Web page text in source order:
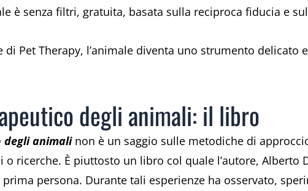
è senza filtri, gratuita, basata sulla reciproca fiducia e
di Pet Therapy, l’animale diventa uno strumento delicato
degli animali: il libro
degli animali non è un saggio sulle metodiche di
ricerche. È piuttosto un libro col quale l’autore, Alberto
persona. Durante tali esperienze ha osservato,